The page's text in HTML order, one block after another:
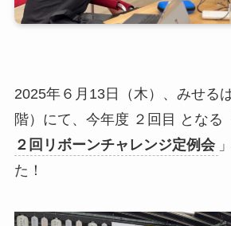
2025年６月13日（木）、みせる
階）にて、今年度 ２回目 となる
２回リボーンチャレンジ定例会
た！